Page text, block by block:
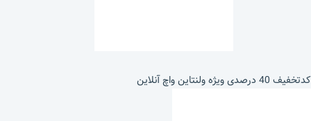
کدتخفیف 40 درصدی ویژه ولنتاین واچ آنلاین